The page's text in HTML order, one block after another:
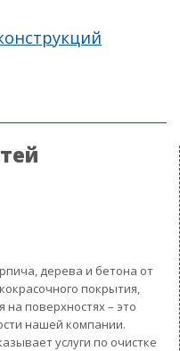
дерева и бетона от
покрытия,
поверхностях – это
нашей компании.
услуги по очистке